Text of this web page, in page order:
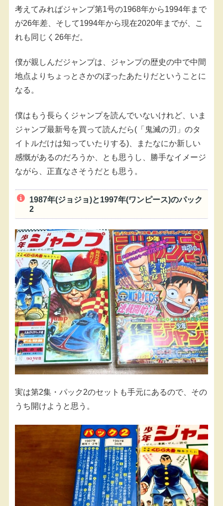
考えてみればジャンプ第1号の1968年から1994年まで
が26年差、そして1994年から現在2020年までが、こ
れも同じく26年だ。
僕が親しんだジャンプは、ジャンプの歴史の中で中間
地点よりちょっとさかのぼったあたりだということに
なる。
僕はもう長らくジャンプを読んでいないけれど、いま
ジャンプ最新号を買って読んだら(「鬼滅の刃」のタ
イトルだけは知っていたりする)、またなにか新しい
感慨があるのだろうか、とも思うし、勝手なイメージ
ながら、正直なさそうだとも思う。
1987年(ジョジョ)と1997年(ワンピース)のパック
2
実は第2集・パック2のセットも手元にあるので、その
うち開けようと思う。